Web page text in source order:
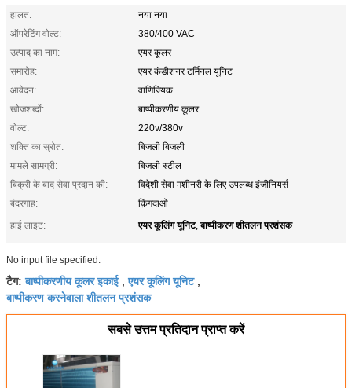
हालत:
नया नया
ऑपरेटिंग वोल्ट:
380/400 VAC
उत्पाद का नाम:
एयर कूलर
समारोह:
एयर कंडीशनर टर्मिनल यूनिट
आवेदन:
वाणिज्यिक
खोजशब्दों:
बाष्पीकरणीय कूलर
वोल्ट:
220v/380v
शक्ति का स्रोत:
बिजली बिजली
मामले सामग्री:
बिजली स्टील
बिक्री के बाद सेवा प्रदान की:
विदेशी सेवा मशीनरी के लिए उपलब्ध इंजीनियर्स
बंदरगाह:
क़िंगदाओ
हाई लाइट:
एयर कूलिंग यूनिट,बाष्पीकरण शीतलन प्रशंसक
No input file specified.
टैग:बाष्पीकरणीय कूलर इकाई,एयर कूलिंग यूनिट,
बाष्पीकरण करनेवाला शीतलन प्रशंसक
सबसे उत्तम प्रतिदान प्राप्त करें